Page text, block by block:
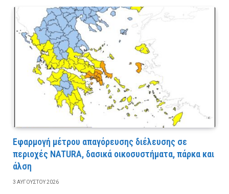
Εφαρμογή μέτρου απαγόρευσης διέλευσης σε
περιοχές NATURA, δασικά οικοσυστήματα, πάρκα και
άλση
3 ΑΥΓΟΎΣΤΟΥ 2026